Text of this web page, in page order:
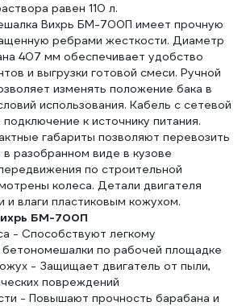
равен 110 л.
Вихрь БМ-700П имеет прочную
ребрами жесткости. Диаметр
407 мм обеспечивает удобство
и выгрузки готовой смеси. Ручной
изменять положение бака в
использования. Кабель с сетевой
к источнику питания.
габариты позволяют перевозить
разобранном виде в кузове
по строительной
колеса. Детали двигателя
влаги пластиковым кожухом.
БМ-700П
- Способствуют легкому
по рабочей площадке
- Защищает двигатель от пыли,
повреждений
- Повышают прочность барабана и